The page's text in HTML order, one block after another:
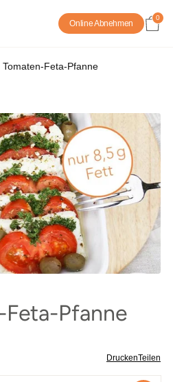
Online Abnehmen
0
Tomaten-Feta-Pfanne
Pfanne
DruckenTeilen